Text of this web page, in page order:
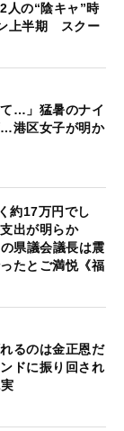
人の“陰キャ”時
上半期 スクー
て…」猛暑のナイ
…港区女子が明か
約17万円でし
出が明らか
県議会議長は震
たとご満悦《福
るのは金正恩だ
ドに振り回され